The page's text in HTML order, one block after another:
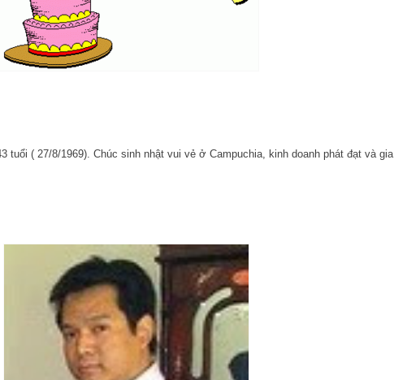
tuổi ( 27/8/1969). Chúc sinh nhật vui vẻ ở Campuchia, kinh doanh phát đạt và gia